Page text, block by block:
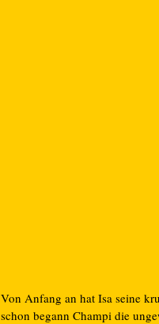
Von Anfang an hat Isa seine
schon begann Champi die